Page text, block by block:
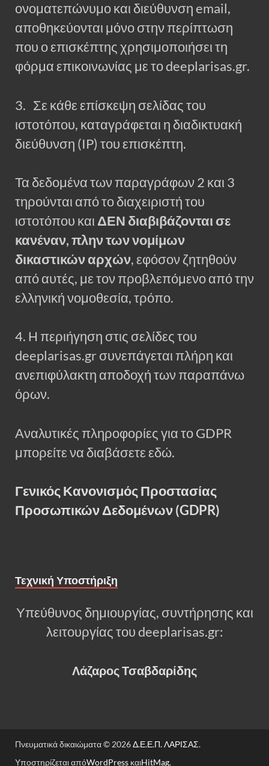
ονοματεπώνυμο και διεύθυνση email,
αποθηκεύονται μόνο στην περίπτωση
που ο επισκέπτης χρησιμοποιήσει τη
φόρμα επικοινωνίας με το deeplarisas.gr.
3. Σε κάθε επίσκεψη σελίδας του
ιστοτόπου, καταγράφεται η διαδικτυακή
διεύθυνση (IP) του επισκέπτη.
Τα δεδομένα των παραγράφων 2 και 3
τηρούνται από το διαχειριστή του
ιστοτόπου και ΔΕΝ διαβιβάζονται σε
κανέναν, πλην των νομίμων
δικαστικών αρχών, εφόσον ζητηθούν
από αυτές, με τον προβλεπόμενο από την
ελληνική νομοθεσία, τρόπο.
4. Η περιήγηση στις σελίδες του
deeplarisas.gr συνεπάγεται πλήρη και
ανεπιφύλακτη αποδοχή των παραπάνω
όρων.
Αναλυτικές πληροφορίες για το GDPR
μπορείτε να διαβάσετε εδώ.
Γενικός Κανονισμός Προστασίας
Προσωπικών Δεδομένων (GDPR)
Τεχνική Υποστήριξη
Υπεύθυνος δημιουργίας, συντήρησης και
λειτουργίας του deeplarisas.gr:
Λάζαρος Τσαβδαρίδης
Πνευματικά δικαιώματα © 2026Δ.Ε.Ε.Π. ΛΑΡΙΣΑΣ.
Υποστηρίζεται απόWordPress καιHitMag.